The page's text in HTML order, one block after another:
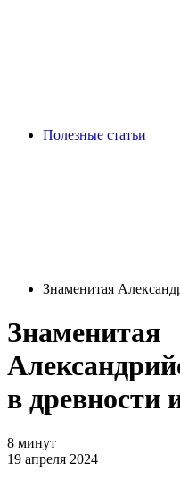
Полезные статьи
Знаменитая
Знаменитая
в древности
8 минут
19 апреля 2024